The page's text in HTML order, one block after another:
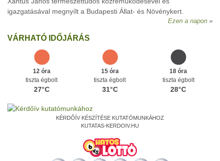
igazgatásával megnyílt a Budapesti Állat- és Növénykert.
Ezen a napon
VÁRHATÓ IDŐJÁRÁS
12 óra
tiszta égbolt
27°C
15 óra
tiszta égbolt
31°C
18 óra
tiszta égbolt
28°C
KÉRDŐÍV KÉSZÍTÉSE KUTATÓMUNKÁHOZ
KUTATAS-KERDOIV.HU